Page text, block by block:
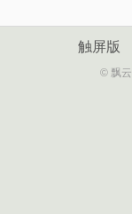
触屏版
© 飘